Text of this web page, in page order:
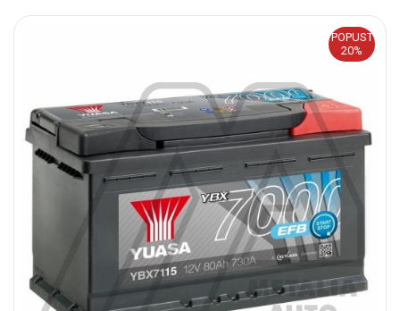
POPUST
20%